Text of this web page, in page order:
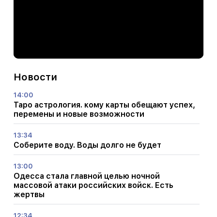
Новости
14:00
Таро астрология. кому карты обещают успех,
перемены и новые возможности
13:34
Соберите воду. Воды долго не будет
13:00
Одесса стала главной целью ночной
массовой атаки российских войск. Есть
жертвы